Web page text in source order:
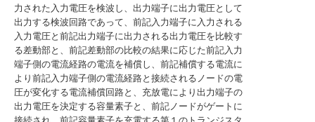
力された入力電圧を検波し、出力端子に出力電圧として
出力する検波回路であって、前記入力端子に入力される
入力電圧と前記出力端子に出力される出力電圧を比較す
る差動部と、前記差動部の比較の結果に応じた前記入力
端子側の電流経路の電流を補償し、前記補償する電流に
より前記入力端子側の電流経路と接続されるノードの電
圧が変化する電流補償回路と、充放電により出力端子の
出力電圧を決定する容量素子と、前記ノードがゲートに